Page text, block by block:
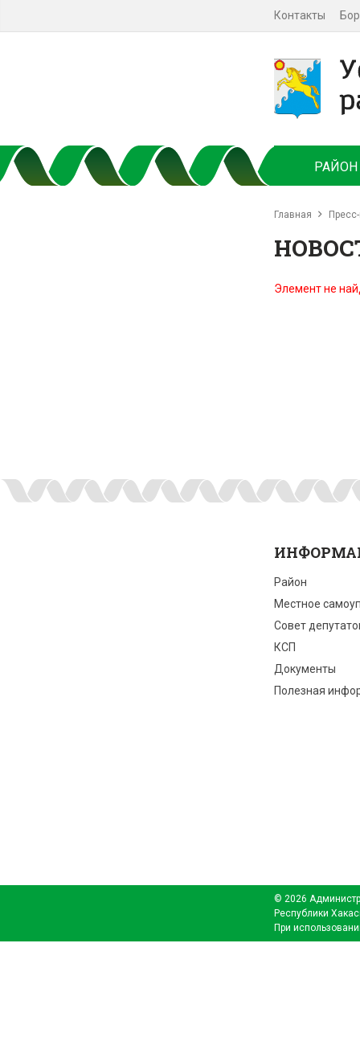
Контакты
РАЙОН
Главная
Элемент не
Район
Местное
Совет
КСП
Документы
Полезная
© 2026
Республики
При